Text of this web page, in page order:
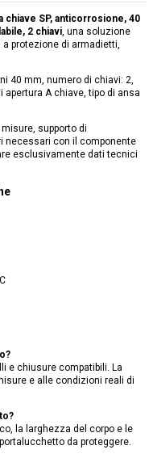
chiave SP, anticorrosione, 40
2 chiavi, una soluzione
protezione di armadietti,
40 mm, numero di chiavi: 2,
apertura A chiave, tipo di ansa
supporto di
necessari con il componente
esclusivamente dati tecnici
e chiusure compatibili. La
e alle condizioni reali di
la larghezza del corpo e le
da proteggere.